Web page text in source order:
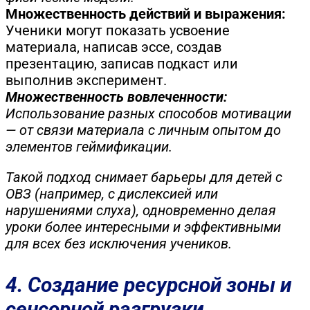
Множественность действий и выражения:
Ученики могут показать усвоение
материала, написав эссе, создав
презентацию, записав подкаст или
выполнив эксперимент.
Множественность вовлеченности:
Использование разных способов мотивации
— от связи материала с личным опытом до
элементов геймификации.
Такой подход снимает барьеры для детей с
ОВЗ (например, с дислексией или
нарушениями слуха), одновременно делая
уроки более интересными и эффективными
для всех без исключения учеников.
4. Создание ресурсной зоны и